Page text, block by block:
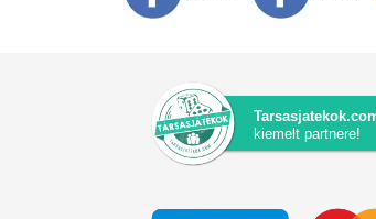
kiemelt partnere!